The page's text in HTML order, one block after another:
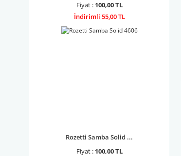
Fiyat : 100,00 TL
İndirimli 55,00 TL
Rozetti Samba Solid ...
Fiyat : 100,00 TL